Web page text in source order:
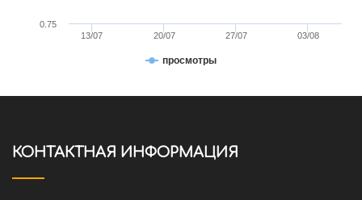
просмотры
13/07 20/07 27/07 03/08
0.75
КОНТАКТНАЯ ИНФОРМАЦИЯ